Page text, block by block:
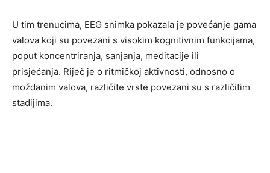
U tim trenucima, EEG snimka pokazala je povećanje gama
valova koji su povezani s visokim kognitivnim funkcijama,
poput koncentriranja, sanjanja, meditacije ili
prisjećanja. Riječ je o ritmičkoj aktivnosti, odnosno o
moždanim valova, različite vrste povezani su s različitim
stadijima.